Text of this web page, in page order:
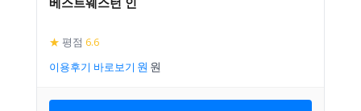
★ 평점 6.6
이용후기 바로보기